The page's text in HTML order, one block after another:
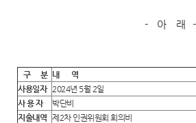
- 아 래 -
구 분 내 역
사용일자
2024년 5월 2일
사 용 자
박단비
지출내역 제2차 인권위원회 회의비